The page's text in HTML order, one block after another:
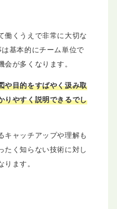
働くうえで非常に大切な
基本的にチーム単位で
が多くなります。
や目的をすばやく汲み取
りやすく説明できるでし
キャッチアップや理解も
たく知らない技術に対し
ます。